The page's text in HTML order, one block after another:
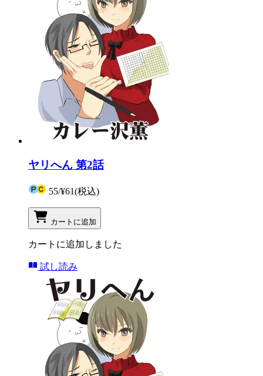
ヤリへん 第2話
55/¥61(税込)
カートに追加
カートに追加しました
試し読み